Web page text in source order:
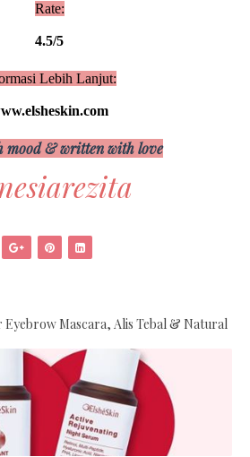
Rate:
4.5/5
Lebih Lanjut:
mood & written with love
Eyebrow Mascara, Alis Tebal & Natural